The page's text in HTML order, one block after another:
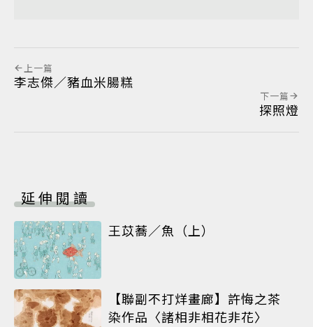
上一篇
李志傑／豬血米腸糕
下一篇
探照燈
延伸閱讀
王苡蕎／魚（上）
【聯副不打烊畫廊】許悔之茶
染作品〈諸相非相花非花〉